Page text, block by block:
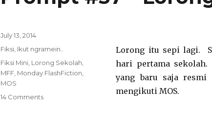
Lorong itu sepi lagi.
hari pertama
yang baru saja resmi
mengikuti MOS.
Posted
on
July 13, 2014
Categories
Fiksi, Ikut ngramein..
Tags
Fiksi Mini, Lorong Sekolah
MFF, Monday FlashFiction
MOS
14 Commentson